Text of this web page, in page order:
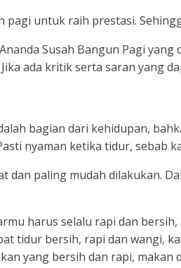
pagi untuk raih prestasi.
Susah Bangun Pagi yang
ada kritik serta saran yang
bagian dari kehidupan,
nyaman ketika tidur, sebab
dan paling mudah dilakukan.
harus selalu rapi dan
tidur bersih, rapi dan wangi,
yang bersih dan rapi,